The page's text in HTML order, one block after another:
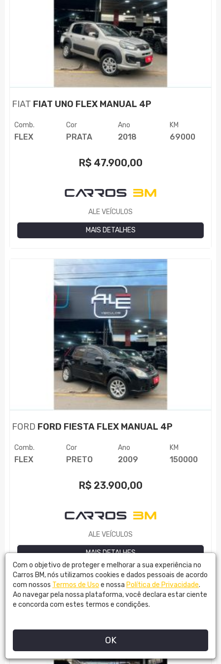
FIAT FIAT UNO FLEX MANUAL 4P
Comb.
FLEX
Cor
PRATA
Ano
2018
KM
69000
R$ 47.900,00
ALE VEÍCULOS
MAIS DETALHES
FORD FORD FIESTA FLEX MANUAL 4P
Comb.
FLEX
Cor
PRETO
Ano
2009
KM
150000
R$ 23.900,00
ALE VEÍCULOS
MAIS DETALHES
Com o objetivo de proteger e melhorar a sua experiência no
Carros BM, nós utilizamos cookies e dados pessoais de acordo
com nossos Termos de Uso e nossa Política de Privacidade.
Ao navegar pela nossa plataforma, você declara estar ciente
e concorda com estes termos e condições.
OK